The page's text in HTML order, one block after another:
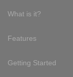
What is it?
Features
Getting Started